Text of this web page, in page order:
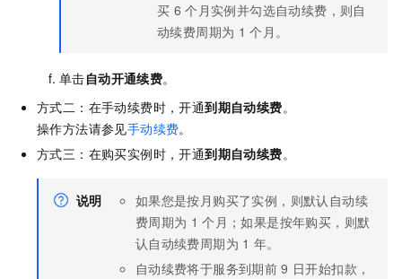
买 6 个月实例并勾选自动续费，则自
动续费周期为 1 个月。
单击自动开通续费。
方式二：在手动续费时，开通到期自动续费。
操作方法请参见手动续费。
方式三：在购买实例时，开通到期自动续费。
说明
如果您是按月购买了实例，则默认自动续
费周期为 1 个月；如果是按年购买，则默
认自动续费周期为 1 年。
自动续费将于服务到期前 9 日开始扣款，